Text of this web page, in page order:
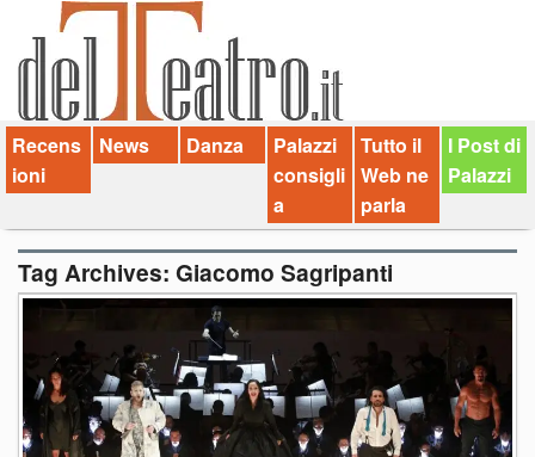
News
Palazzi consiglia
Video
Chi siamo
Contatti
dT in English
Recens
ioni
News Danza
Palazzi
consigli
a
Tutto il
Web ne
parla
I Post di
Palazzi
Tag Archives: Giacomo Sagripanti